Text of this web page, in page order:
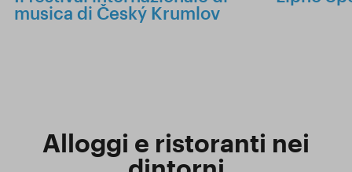
musica di Český Krumlov
Alloggi e ristoranti nei